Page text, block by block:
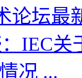
论坛最
IEC
况 ...